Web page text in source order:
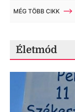
MÉG TÖBB CIKK
Életmód